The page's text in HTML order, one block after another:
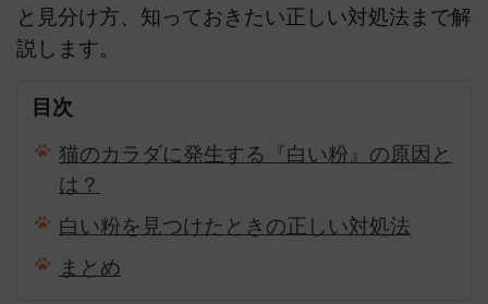
と見分け方、知っておきたい正しい対処法まで解
説します。
目次
猫のカラダに発生する『白い粉』の原因と
は？
白い粉を見つけたときの正しい対処法
まとめ